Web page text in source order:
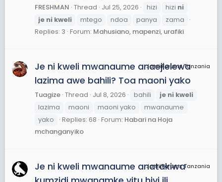
FRESHMAN Thread Jul 25, 2026 hizi hizi ni
je ni kweli mtego ndoa panya
zama
Replies: 3 Forum: Mahusiano, mapenzi, urafiki
JamiiForums Tanzania
Je ni kweli mwanaume anaejielewa
lazima awe bahili? Toa maoni yako
Tuagize Thread Jul 8, 2026 bahili je ni kweli
lazima
maoni maoni yako
mwanaume
yako
Replies: 68 Forum: Habari na Hoja
mchanganyiko
JamiiForums Tanzania
Je ni kweli mwanaume anatakiwa